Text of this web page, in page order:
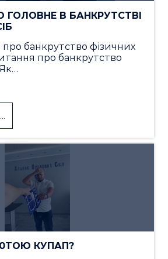
ГОЛОВНЕ В БАНКРУТСТВІ
про банкрутство фізичних
про банкрутство
КУПАП?